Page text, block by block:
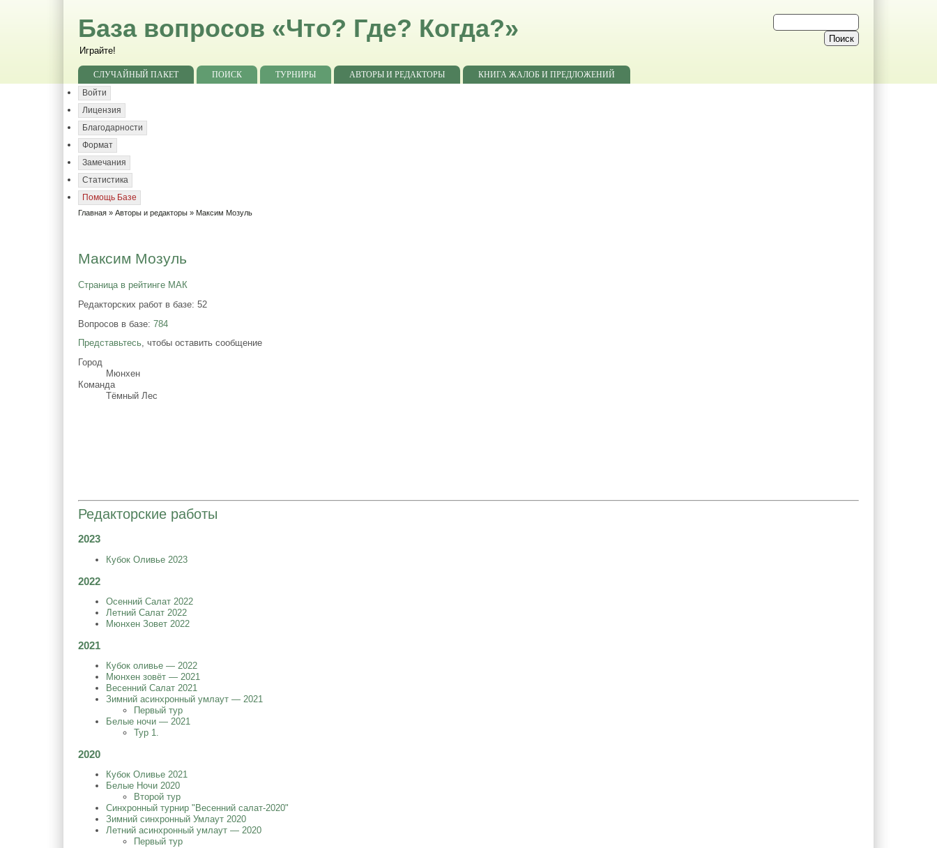
База вопросов «Что? Где? Когда?»
Играйте!
СЛУЧАЙНЫЙ ПАКЕТ ПОИСК ТУРНИРЫ АВТОРЫ И РЕДАКТОРЫ
КНИГА ЖАЛОБ И ПРЕДЛОЖЕНИЙ
Войти
Лицензия
Благодарности
Формат
Замечания
Статистика
Помощь Базе
Главная »Авторы и редакторы » Максим Мозуль
Максим Мозуль
Страница в рейтинге МАК
Редакторских работ в базе: 52
Вопросов в базе:784
Представьтесь, чтобы оставить сообщение
Город
Мюнхен
Команда
Тёмный Лес
Редакторские работы
2023
Кубок Оливье 2023
2022
Осенний Салат 2022
Летний Салат 2022
Мюнхен Зовет 2022
2021
Кубок оливье — 2022
Мюнхен зовёт — 2021
Весенний Салат 2021
Зимний асинхронный умлаут — 2021
Первый тур
Белые ночи — 2021
Тур 1.
2020
Кубок Оливье 2021
Белые Ночи 2020
Второй тур
Синхронный турнир "Весенний салат-2020"
Зимний синхронный Умлаут 2020
Летний асинхронный умлаут — 2020
Первый тур